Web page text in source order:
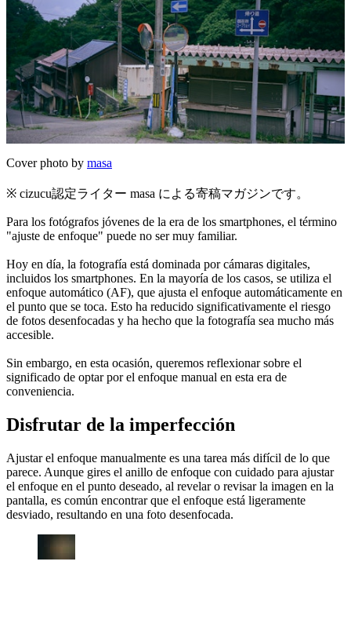
Cover photo by masa
※ cizucu認定ライター masa による寄稿マガジンです。
Para los fotógrafos jóvenes de la era de los smartphones, el término
"ajuste de enfoque" puede no ser muy familiar.
Hoy en día, la fotografía está dominada por cámaras digitales,
incluidos los smartphones. En la mayoría de los casos, se utiliza el
enfoque automático (AF), que ajusta el enfoque automáticamente en
el punto que se toca. Esto ha reducido significativamente el riesgo
de fotos desenfocadas y ha hecho que la fotografía sea mucho más
accesible.
Sin embargo, en esta ocasión, queremos reflexionar sobre el
significado de optar por el enfoque manual en esta era de
conveniencia.
Disfrutar de la imperfección
Ajustar el enfoque manualmente es una tarea más difícil de lo que
parece. Aunque gires el anillo de enfoque con cuidado para ajustar
el enfoque en el punto deseado, al revelar o revisar la imagen en la
pantalla, es común encontrar que el enfoque está ligeramente
desviado, resultando en una foto desenfocada.